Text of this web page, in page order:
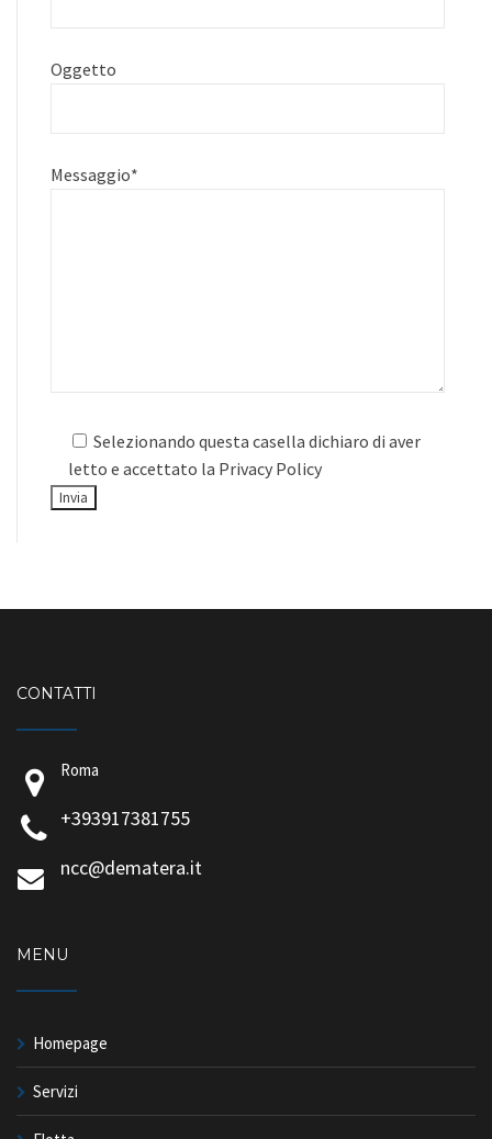
Oggetto
Messaggio*
Selezionando questa casella dichiaro di aver
letto e accettato la Privacy Policy
CONTATTI
Roma
+393917381755
ncc@dematera.it
MENU
Homepage
Servizi